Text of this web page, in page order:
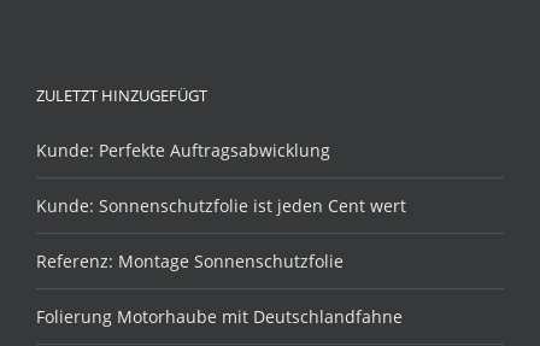
ZULETZT HINZUGEFÜGT
Kunde: Perfekte Auftragsabwicklung
Kunde: Sonnenschutzfolie ist jeden Cent wert
Referenz: Montage Sonnenschutzfolie
Folierung Motorhaube mit Deutschlandfahne